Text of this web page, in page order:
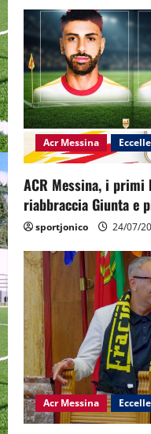
Acr Messina
ACR Messina, i
riabbraccia Giunta e
sportjonico 24/07/
Acr Messina